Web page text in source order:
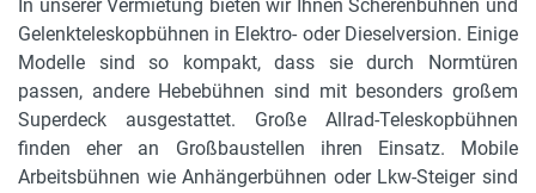
In unserer Vermietung bieten wir Ihnen Scherenbühnen und
Gelenkteleskopbühnen in Elektro- oder Dieselversion. Einige
Modelle sind so kompakt, dass sie durch Normtüren
passen, andere Hebebühnen sind mit besonders großem
Superdeck ausgestattet. Große Allrad-Teleskopbühnen
finden eher an Großbaustellen ihren Einsatz. Mobile
Arbeitsbühnen wie Anhängerbühnen oder Lkw-Steiger sind